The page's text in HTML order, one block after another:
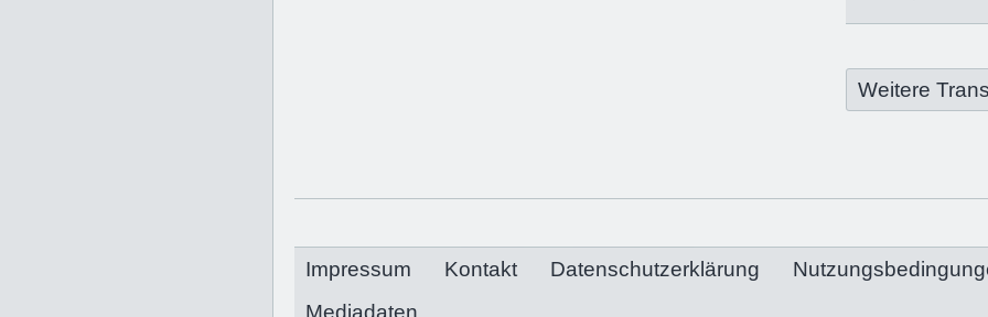
Weitere
Impressum Kontakt Datenschutzerklärung
Mediadaten